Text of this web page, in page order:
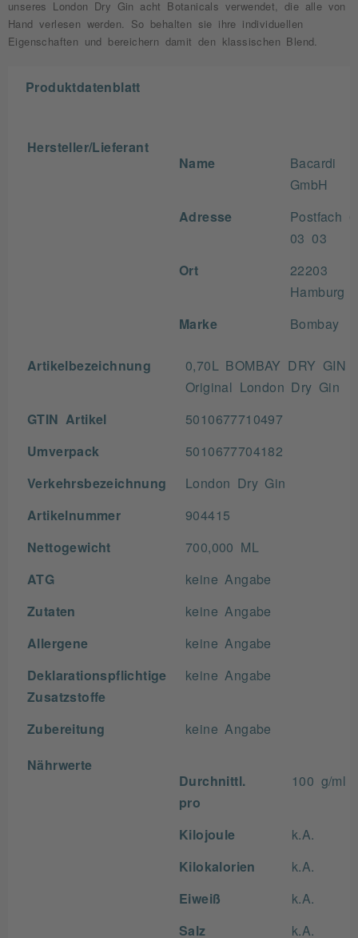
unseres London Dry Gin acht Botanicals verwendet, die alle von
Hand verlesen werden. So behalten sie ihre individuellen
Eigenschaften und bereichern damit den klassischen Blend.
Produktdatenblatt
Hersteller/Lieferant
Name
Bacardi
GmbH
Adresse
Postfach
03 03
Ort
22203
Hamburg
Marke Bombay
Artikelbezeichnung
0,70L BOMBAY DRY GIN
Original London Dry Gin
GTIN Artikel 5010677710497
Umverpack 5010677704182
Verkehrsbezeichnung London Dry Gin
Artikelnummer 904415
Nettogewicht 700,000 ML
ATG keine Angabe
Zutaten keine Angabe
Allergene keine Angabe
Deklarationspflichtige
Zusatzstoffe
keine Angabe
Zubereitung keine Angabe
Nährwerte
Durchnittl.
pro
100 g/ml
Kilojoule k.A.
Kilokalorien k.A.
Eiweiß k.A.
Salz k.A.